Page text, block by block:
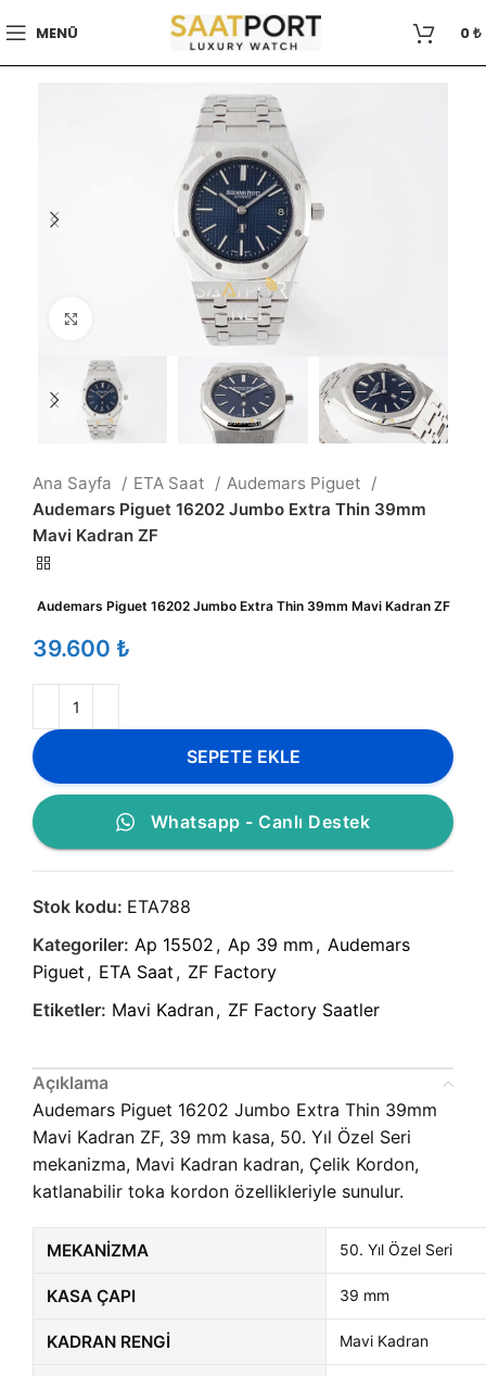
MENÜ 0₺
Büyütmek için tıklayın
Ana Sayfa ETA Saat
Audemars Piguet
Audemars Piguet 16202 Jumbo Extra Thin 39mm
Mavi Kadran ZF
Audemars Piguet 16202 Jumbo Extra Thin 39mm Mavi Kadran ZF
₺
SEPETE EKLE
Whatsapp - Canlı Destek
Stok kodu: ETA788
Kategoriler: Ap 15502 , Ap 39 mm , Audemars
Piguet , ETA Saat , ZF Factory
Etiketler: Mavi Kadran, ZF Factory Saatler
Açıklama
Audemars Piguet 16202 Jumbo Extra Thin 39mm
Mavi Kadran ZF, 39 mm kasa, 50. Yıl Özel Seri
mekanizma, Mavi Kadran kadran, Çelik Kordon,
katlanabilir toka kordon özellikleriyle sunulur.
MEKANIZMA 50. Yıl Özel Seri
KASA ÇAPI 39 mm
KADRAN RENGI Mavi Kadran